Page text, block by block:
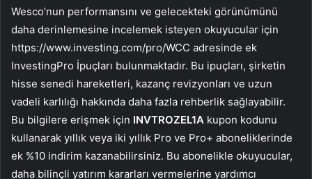
Wesco’nun performansını ve gelecekteki görünümünü
daha derinlemesine incelemek isteyen okuyucular için
https://www.investing.com/pro/WCC adresinde ek
InvestingPro İpuçları bulunmaktadır. Bu ipuçları, şirketin
hisse senedi hareketleri, kazanç revizyonları ve uzun
vadeli karlılığı hakkında daha fazla rehberlik sağlayabilir.
Bu bilgilere erişmek için INVTROZEL1A kupon kodunu
kullanarak yıllık veya iki yıllık Pro ve Pro+ aboneliklerinde
ek %10 indirim kazanabilirsiniz. Bu abonelikle okuyucular,
daha bilinçli yatırım kararları vermelerine yardımcı